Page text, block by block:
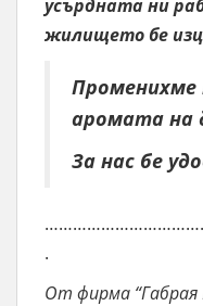
усърдната ни
жилището бе
Променихме
аромата на
За нас бе
.
От фирма